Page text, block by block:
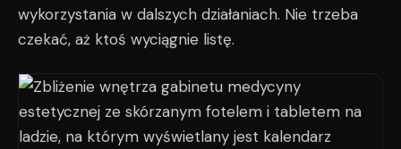
wykorzystania w dalszych działaniach. Nie trzeba
czekać, aż ktoś wyciągnie listę.